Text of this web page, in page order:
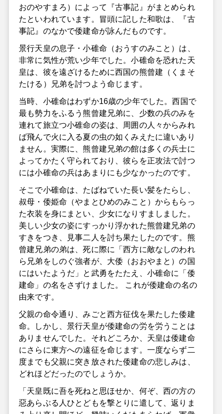
おのやすまろ）によって『古事記』がまとめられ
たといわれています。冒頭に記した和歌は、『古
事記』のなかで倭建命が詠んだものです。
景行天皇の息子・小碓命（おうすのみこと）は、
非常に気性が荒い少年でした。小碓命を恐れた天
皇は、彼を遠ざけるために西国の熊曾建（くまそ
たける）兄弟を討つよう命じます。
当時、小碓命はわずか16歳の少年でした。西国で
最も勢力をふるう熊曾建兄弟に、少数の兵のみを
連れて旅立つ小碓命の姿は、周囲の人々からみれ
ば飛んで火に入る夏の虫の如くみえたに違いあり
ません。実際に、熊曾建兄弟の館は多くの兵士に
よってかたく守られており、彼らを正攻法で討つ
には小碓命の兵はあまりにも少なかったのです。
そこで小碓命は、たばねていた長い髪をたらし、
叔母・倭姫命（やまとひめのみこと）からもらっ
た衣装を身にまとい、少女になりすましました。
美しい少女の姿にすっかり浮かれた熊曾建兄弟の
すきをつき、見事二人を討ち果たしたのです。熊
曾建兄弟の弟は、死に際に「西方に敵なしのわれ
ら兄弟をしのぐ強者が、大倭（おおやまと）の国
にはいたようだ」と武勇をたたえ、小碓命に「倭
建命」の名をさずけました。 これが倭建命の名の
由来です。
父親の命令通り、みごと西方征伐を果たした倭建
命。しかし、景行天皇が倭建命の労を労うことは
ありませんでした。それどころか、天皇は倭建命
にさらに東方への遠征を命じます。一度ならず二
度までも父親に突き放された倭建命の悲しみは、
どれほどだったのでしょうか。
「天皇既に吾を死ねと思ほせか、何ぞ、西の方の
惡あらぶる人ひとどもを撃とりに遣して、返りま